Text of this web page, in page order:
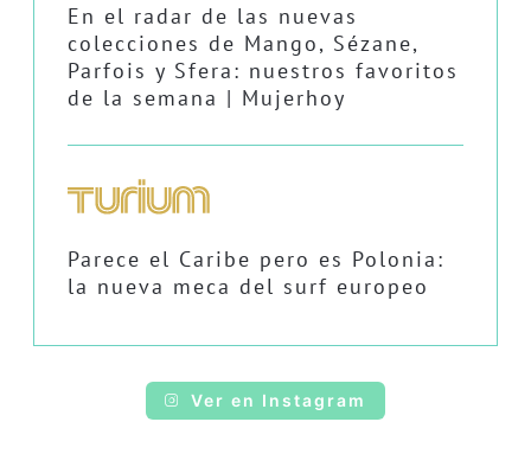
En el radar de las nuevas
colecciones de Mango, Sézane,
Parfois y Sfera: nuestros favoritos
de la semana | Mujerhoy
Parece el Caribe pero es Polonia:
la nueva meca del surf europeo
Ver en Instagram